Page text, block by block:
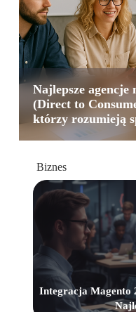
Najlepsze
(Direct to
którzy rozumieją
Biznes
Integracja Magento